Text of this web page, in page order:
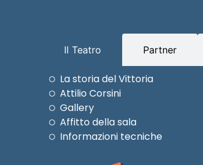
Il Teatro Partner
La storia del Vittoria
Attilio Corsini
Gallery
Affitto della sala
Informazioni tecniche